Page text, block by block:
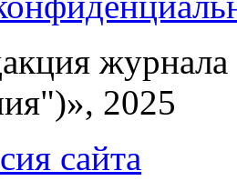
2025
сайта